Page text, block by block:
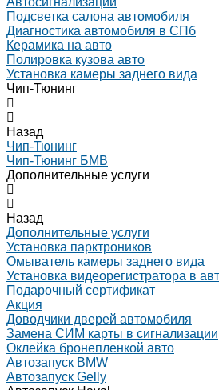
Подсветка салона автомобиля
Диагностика автомобиля в СПб
Керамика на авто
Полировка кузова авто
Установка камеры заднего вида
Чип-Тюнинг
Назад
Чип-Тюнинг
Чип-Тюнинг БМВ
Дополнительные услуги
Назад
Дополнительные услуги
Установка парктроников
Омыватель камеры заднего вида
Установка видеорегистратора в
Подарочный сертификат
Акция
Доводчики дверей автомобиля
Замена СИМ карты в сигнализации
Оклейка бронепленкой авто
Автозапуск BMW
Автозапуск Gelly